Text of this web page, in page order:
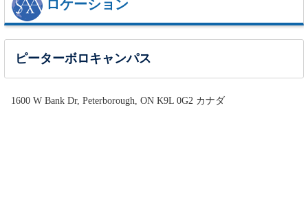
ロケーション
ピーターボロキャンパス
1600 W Bank Dr, Peterborough, ON K9L 0G2 カナダ